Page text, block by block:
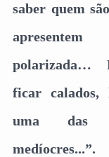
saber quem
polarizada…
ficar calados,
uma das
medíocres...”.